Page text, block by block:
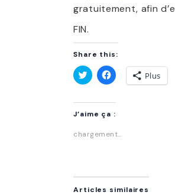
gratuitement, afin
FIN.
Share this:
Cliquez
Twitter(ouvre
une
nouvelle
Cliquez
Facebook(ouvre
nouvelle
Plus
J’aime ça :
chargement…
Articles similaires